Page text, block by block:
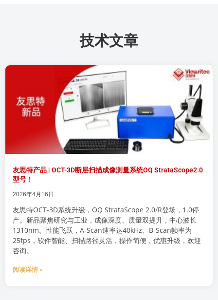
技术文章
友思特产品 | OCT-3D断层扫描成像测量系统OQ StrataScope2.0
型号！
2026年4月16日
友思特OCT-3D系统升级，OQ StrataScope 2.0/R登场，1.0停
产。新品聚焦研究与工业，成像深度、质量双提升，中心波长
1310nm。性能飞跃，A-Scan速率达40kHz、B-Scan帧率为
25fps，软件智能、扫描路径灵活，操作简便，优惠升级，欢迎
咨询。
阅读详情 »